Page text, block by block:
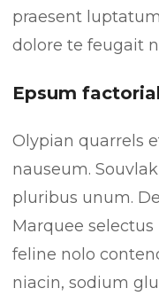
praesent
dolore te feugait
Epsum
Olypian quarrels
nauseum.
pluribus unum.
Marquee
feline nolo
niacin, sodium